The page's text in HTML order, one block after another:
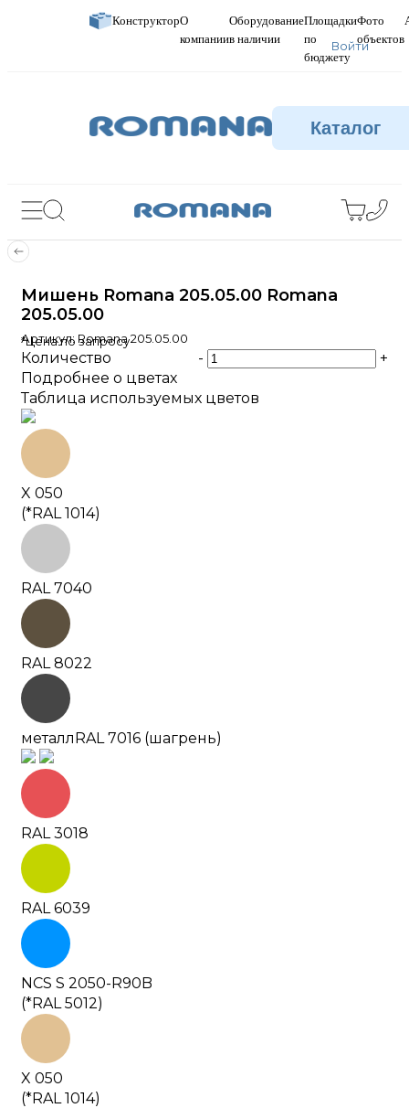
КонструкторО
компании
Оборудование
в наличии
Площадки
по
бюджету
Фото
объектов
Войти
Каталог
Мишень Romana 205.05.00 Romana
205.05.00
Артикул: Romana 205.05.00
*Цена по запросу
Количество -
+
Подробнее о цветах
Таблица используемых цветов
X 050
(*RAL 1014)
RAL 7040
RAL 8022
металлRAL 7016 (шагрень)
RAL 3018
RAL 6039
NCS S 2050-R90B
(*RAL 5012)
X 050
(*RAL 1014)